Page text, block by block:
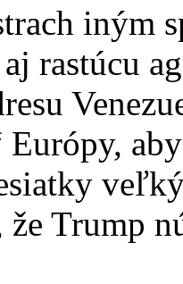
iným
rastúcu
že Trump